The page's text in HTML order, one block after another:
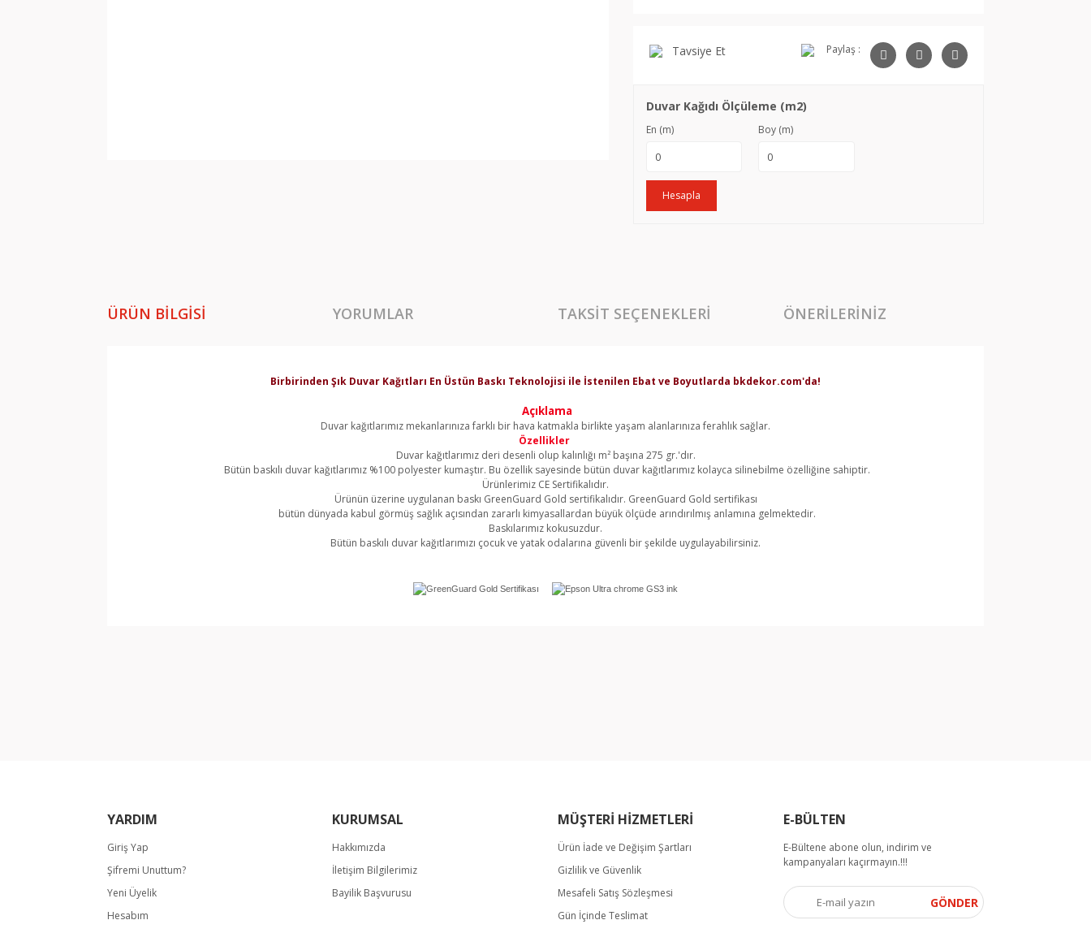
Tavsiye Et Paylaş :
Duvar Kağıdı Ölçüleme (m2)
En (m) Boy (m)
Hesapla
ÜRÜN BILGISI YORUMLAR TAKSIT SEÇENEKLERI ÖNERILERINIZ
Birbirinden Şık Duvar Kağıtları En Üstün Baskı Teknolojisi ile İstenilen Ebat ve Boyutlarda bkdekor.com'da!
Açıklama
Duvar kağıtlarımız mekanlarınıza farklı bir hava katmakla birlikte yaşam alanlarınıza ferahlık sağlar.
Özellikler
Duvar kağıtlarımız deri desenli olup kalınlığı m² başına 275 gr.'dır.
Bütün baskılı duvar kağıtlarımız %100 polyester kumaştır. Bu özellik sayesinde bütün duvar kağıtlarımız kolayca silinebilme özelliğine sahiptir.
Ürünlerimiz CE Sertifikalıdır.
Ürünün üzerine uygulanan baskı GreenGuard Gold sertifikalıdır. GreenGuard Gold sertifikası
bütün dünyada kabul görmüş sağlık açısından zararlı kimyasallardan büyük ölçüde arındırılmış anlamına gelmektedir.
Baskılarımız kokusuzdur.
Bütün baskılı duvar kağıtlarımızı çocuk ve yatak odalarına güvenli bir şekilde uygulayabilirsiniz.
YARDIM
Giriş Yap
Şifremi Unuttum?
Yeni Üyelik
Hesabım
KURUMSAL
Hakkımızda
İletişim Bilgilerimiz
Bayilik Başvurusu
MÜŞTERİ HİZMETLERİ
Ürün İade ve Değişim Şartları
Gizlilik ve Güvenlik
Mesafeli Satış Sözleşmesi
Gün İçinde Teslimat
E-BÜLTEN
E-Bültene abone olun, indirim ve
kampanyaları kaçırmayın.!!!
GÖNDER